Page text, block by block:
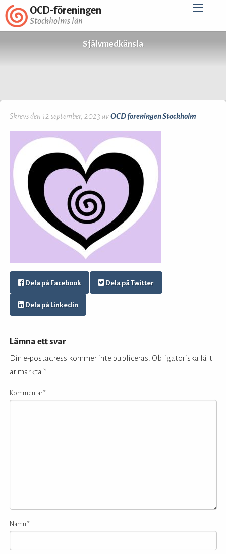
OCD‑föreningen
Stockholms län
Självmedkänsla
Skrevs den 12 september, 2023 avOCD foreningen Stockholm
Dela på Facebook Dela på Twitter
Dela på Linkedin
Lämna ett svar
Din e-postadress kommer inte publiceras. Obligatoriska fält
är märkta *
Kommentar*
Namn *